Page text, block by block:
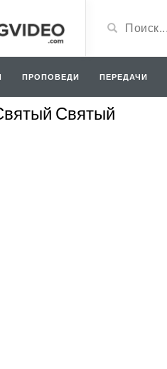
ПРОПОВЕДИ ПЕРЕДАЧИ
Святый